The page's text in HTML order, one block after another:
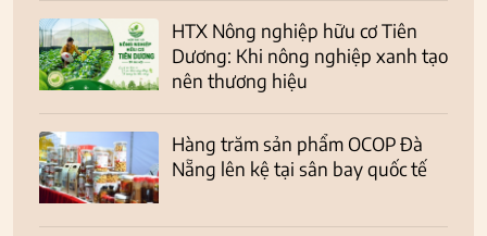
HTX Nông nghiệp hữu cơ Tiên
Dương: Khi nông nghiệp xanh tạo
nên thương hiệu
Hàng trăm sản phẩm OCOP Đà
Nẵng lên kệ tại sân bay quốc tế